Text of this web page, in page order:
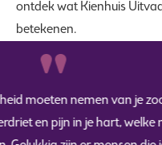
ontdek wat Kienhuis
betekenen.
Met dit kaartje willen
uitvaart, die we